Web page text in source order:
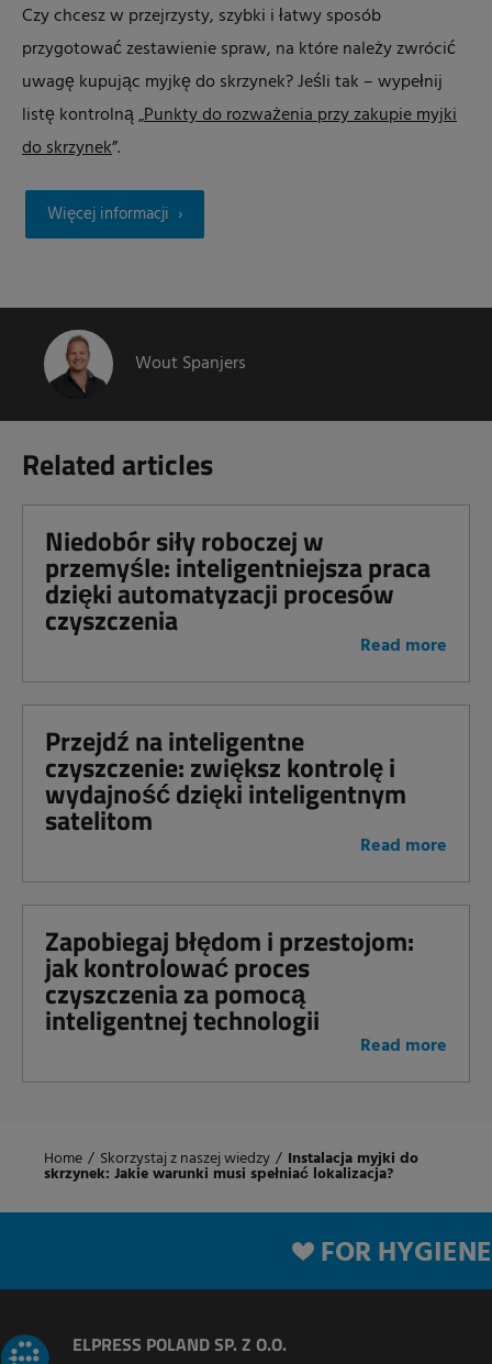
Czy chcesz w przejrzysty, szybki i łatwy sposób
przygotować zestawienie spraw, na które należy zwrócić
uwagę kupując myjkę do skrzynek? Jeśli tak – wypełnij
listę kontrolną „Punkty do rozważenia przy zakupie myjki
do skrzynek”.
Więcej informacji
Wout Spanjers
Related articles
Niedobór siły roboczej w
przemyśle: inteligentniejsza praca
dzięki automatyzacji procesów
czyszczenia
Read more
Przejdź na inteligentne
czyszczenie: zwiększ kontrolę i
wydajność dzięki inteligentnym
satelitom
Read more
Zapobiegaj błędom i przestojom:
jak kontrolować proces
czyszczenia za pomocą
inteligentnej technologii
Read more
Home / Skorzystaj z naszej wiedzy / Instalacja myjki do
skrzynek: Jakie warunki musi spełniać lokalizacja?
FOR HYGIENE
ELPRESS POLAND SP. Z O.O.